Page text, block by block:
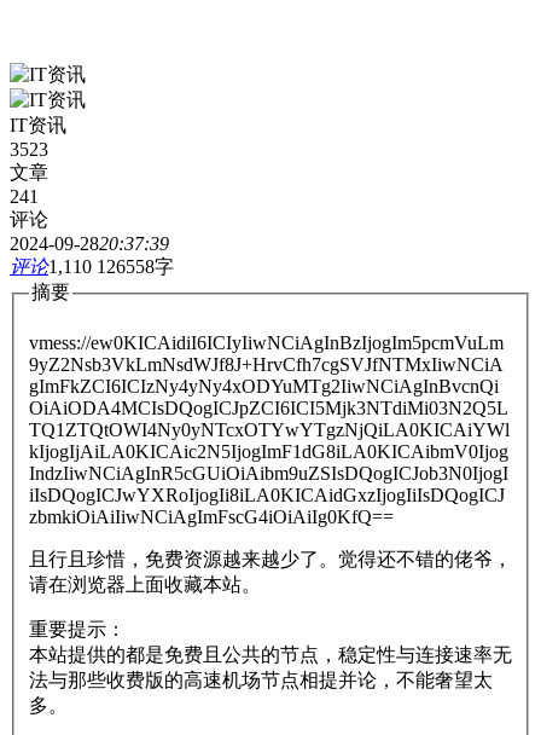
IT资讯
3523
文章
241
评论
2024-09-2820:37:39
评论1,110 126558字
摘要
vmess://ew0KICAidiI6ICIyIiwNCiAgInBzIjogIm5pcmVuLm
9yZ2Nsb3VkLmNsdWJf8J+HrvCfh7cgSVJfNTMxIiwNCiA
gImFkZCI6ICIzNy4yNy4xODYuMTg2IiwNCiAgInBvcnQi
OiAiODA4MCIsDQogICJpZCI6ICI5Mjk3NTdiMi03N2Q5L
TQ1ZTQtOWI4Ny0yNTcxOTYwYTgzNjQiLA0KICAiYWl
kIjogIjAiLA0KICAic2N5IjogImF1dG8iLA0KICAibmV0Ijog
IndzIiwNCiAgInR5cGUiOiAibm9uZSIsDQogICJob3N0IjogI
iIsDQogICJwYXRoIjogIi8iLA0KICAidGxzIjogIiIsDQogICJ
zbmkiOiAiIiwNCiAgImFscG4iOiAiIg0KfQ==
且行且珍惜，免费资源越来越少了。觉得还不错的佬爷，
请在浏览器上面收藏本站。
重要提示：
本站提供的都是免费且公共的节点，稳定性与连接速率无
法与那些收费版的高速机场节点相提并论，不能奢望太
多。